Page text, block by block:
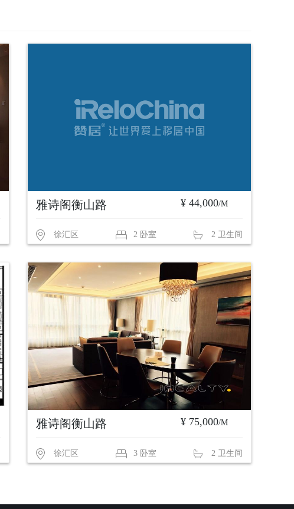
雅诗阁衡山路 ¥ 44,000/M
徐汇区 2 卧室 2 卫生间
雅诗阁衡山路 ¥ 75,000/M
徐汇区 3 卧室 2 卫生间